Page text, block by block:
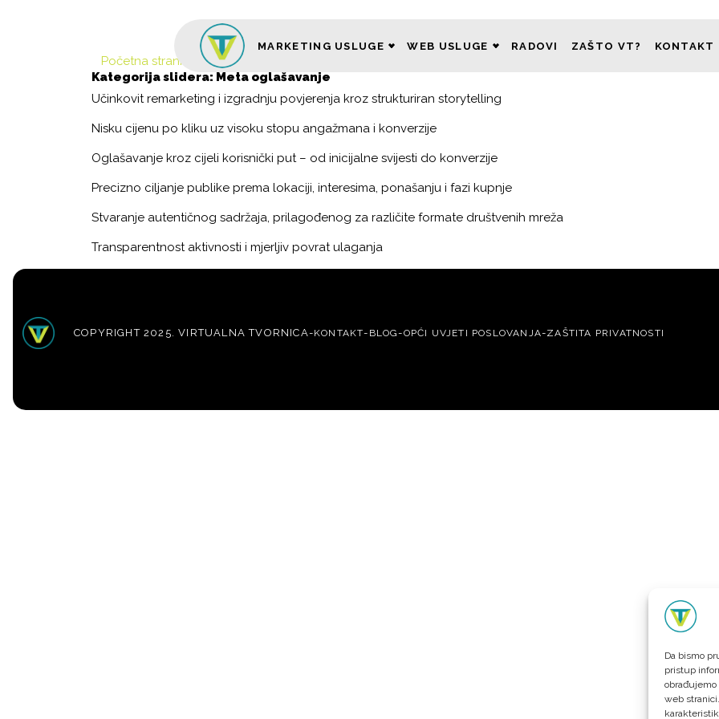
Da bismo
pristup
obrađujemo
web
Skip to content
Glavni izbornik
MARKETING USLUGE WEB USLUGE RADOVI ZAŠTO VT? KONTAKT
Početna stranica »Meta oglašavanje
Kategorija slidera: Meta oglašavanje
Učinkovit remarketing i izgradnju povjerenja kroz strukturiran storytelling
Nisku cijenu po kliku uz visoku stopu angažmana i konverzije
Oglašavanje kroz cijeli korisnički put – od inicijalne svijesti do konverzije
Precizno ciljanje publike prema lokaciji, interesima, ponašanju i fazi kupnje
Stvaranje autentičnog sadržaja, prilagođenog za različite formate društvenih mreža
Transparentnost aktivnosti i mjerljiv povrat ulaganja
COPYRIGHT 2025. VIRTUALNA TVORNICA-KONTAKT- BLOG-OPĆI UVJETI POSLOVANJA-ZAŠTITA PRIVATNOSTI